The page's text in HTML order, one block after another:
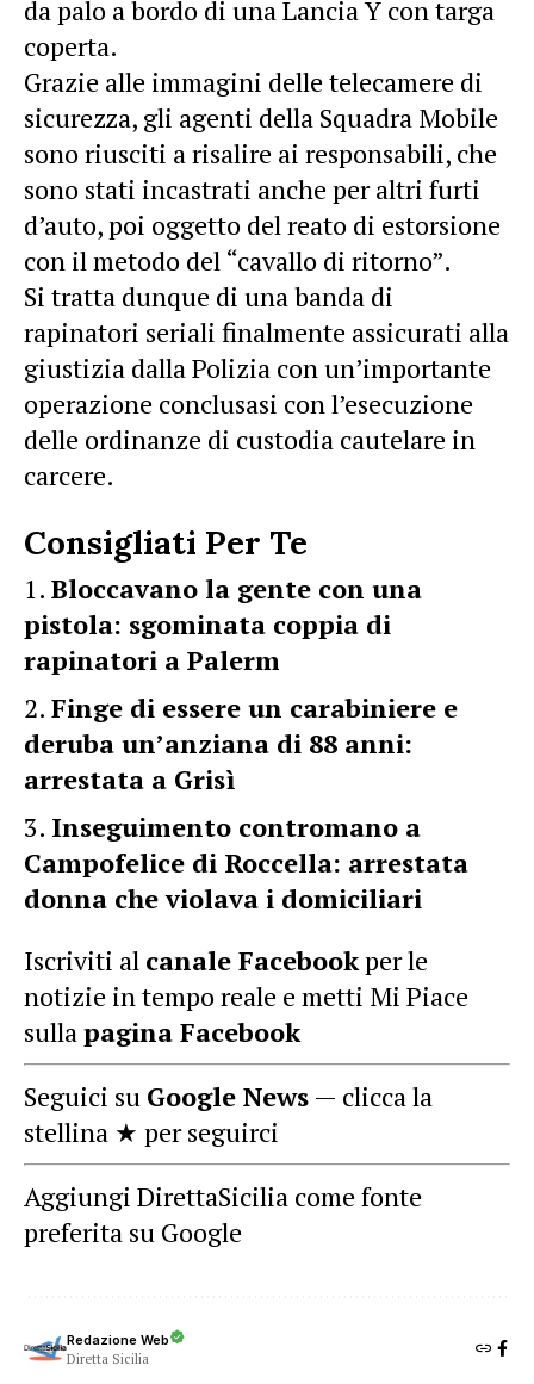
da palo a bordo di una Lancia Y con targa
coperta.
Grazie alle immagini delle telecamere di
sicurezza, gli agenti della Squadra Mobile
sono riusciti a risalire ai responsabili, che
sono stati incastrati anche per altri furti
d’auto, poi oggetto del reato di estorsione
con il metodo del “cavallo di ritorno”.
Si tratta dunque di una banda di
rapinatori seriali finalmente assicurati alla
giustizia dalla Polizia con un’importante
operazione conclusasi con l’esecuzione
delle ordinanze di custodia cautelare in
carcere.
Consigliati Per Te
Bloccavano la gente con una
pistola: sgominata coppia di
rapinatori a Palerm
Finge di essere un carabiniere e
deruba un’anziana di 88 anni:
arrestata a Grisì
Inseguimento contromano a
Campofelice di Roccella: arrestata
donna che violava i domiciliari
Iscriviti al canale Facebookper le
notizie in tempo reale e metti Mi Piace
sullapagina Facebook
Seguici su Google News — clicca la
stellina ★ per seguirci
Aggiungi DirettaSicilia come fonte
preferita su Google
Redazione Web
Diretta Sicilia